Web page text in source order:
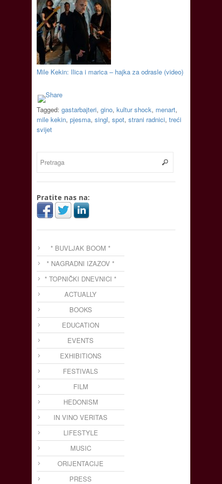
Mile Kekin: Ilica i marica – hajka za odrasle (video)
Tagged: gastarbajteri, gino, kultur shock, menart,
mile kekin, pjesma, singl, spot, strani radnici, treći
svijet
Pratite nas na:
* BUVLJAK BOOM *
* NAGRADNI IZAZOV *
* TOPNIČKI DNEVNICI *
ACTUALLY
BOOKS
EDUCATION
EVENTS
EXHIBITIONS
FESTIVALS
FILM
HEDONISM
IN VINO VERITAS
LIFESTYLE
MUSIC
ORIJENTACIJE
PRESS